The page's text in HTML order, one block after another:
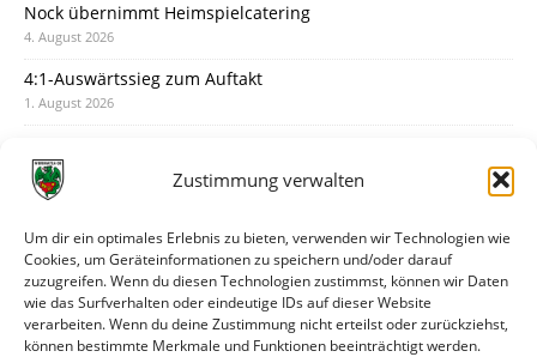
Zustimmung verwalten
Um dir ein optimales Erlebnis zu bieten, verwenden wir Technologien wie
Cookies, um Geräteinformationen zu speichern und/oder darauf
zuzugreifen. Wenn du diesen Technologien zustimmst, können wir Daten
wie das Surfverhalten oder eindeutige IDs auf dieser Website
verarbeiten. Wenn du deine Zustimmung nicht erteilst oder zurückziehst,
können bestimmte Merkmale und Funktionen beeinträchtigt werden.
Nock übernimmt Heimspielcatering
4. August 2026
4:1-Auswärtssieg zum Auftakt
1. August 2026
31. Juli 2026
30. Juli 2026
Deine Spielminute: 89+1
28. Juli 2026
Neuer Rückensponsor